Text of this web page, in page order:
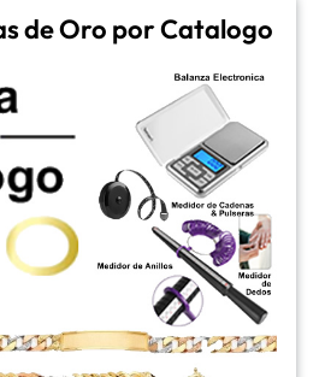
de Oro por Catalogo